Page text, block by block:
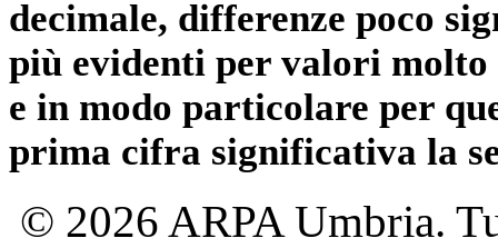
decimale, differenze poco
più evidenti per valori
e in modo particolare per
prima cifra significativa la
© 2026 ARPA Umbria.